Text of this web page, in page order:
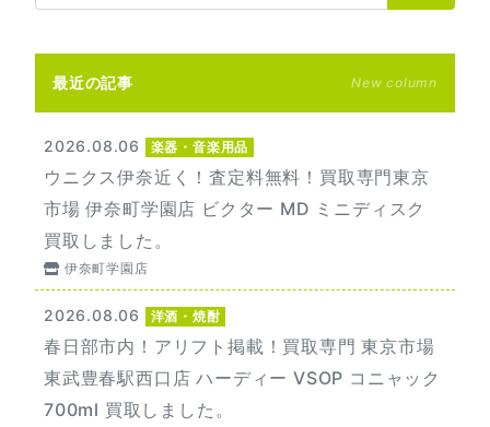
最近の記事 New column
2026.08.06 楽器・音楽用品
ウニクス伊奈近く！査定料無料！買取専門東京
市場 伊奈町学園店 ビクター MD ミニディスク
買取しました。
伊奈町学園店
2026.08.06 洋酒・焼酎
春日部市内！アリフト掲載！買取専門 東京市場
東武豊春駅西口店 ハーディー VSOP コニャック
700ml 買取しました。